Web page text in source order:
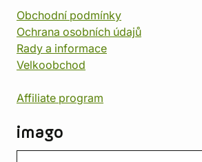
Obchodní podmínky
Ochrana osobních údajů
Rady a informace
Velkoobchod
Affiliate program
imago